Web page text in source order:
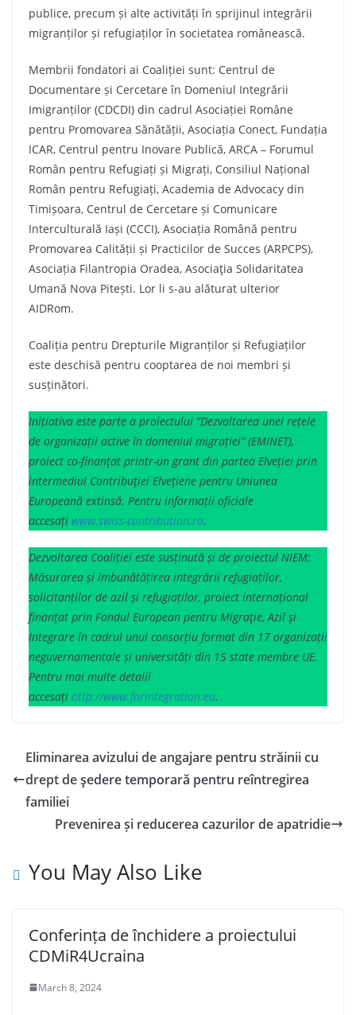
publice, precum și alte activități în sprijinul integrării
migranților și refugiaților în societatea românească.
Membrii fondatori ai Coaliției sunt: Centrul de
Documentare și Cercetare în Domeniul Integrării
Imigranților (CDCDI) din cadrul Asociației Române
pentru Promovarea Sănătății, Asociația Conect, Fundația
ICAR, Centrul pentru Inovare Publică, ARCA – Forumul
Român pentru Refugiați și Migrați, Consiliul Național
Român pentru Refugiați, Academia de Advocacy din
Timișoara, Centrul de Cercetare și Comunicare
Interculturală Iași (CCCI), Asociația Română pentru
Promovarea Calității și Practicilor de Succes (ARPCPS),
Asociația Filantropia Oradea, Asociaţia Solidaritatea
Umană Nova Pitești. Lor li s-au alăturat ulterior
AIDRom.
Coaliția pentru Drepturile Migranților și Refugiaților
este deschisă pentru cooptarea de noi membri și
susținători.
Inițiativa este parte a proiectului ”Dezvoltarea unei rețele
de organizații active în domeniul migrației” (EMINET),
proiect co-finanţat printr-un grant din partea Elveţiei prin
intermediul Contribuţiei Elveţiene pentru Uniunea
Europeană extinsă. Pentru informații oficiale
accesați www.swiss-contribution.ro.
Dezvoltarea Coaliției este susținută și de proiectul NIEM:
Măsurarea și îmbunătățirea integrării refugiaților,
solicitanților de azil și refugiaților, proiect internațional
finanţat prin Fondul European pentru Migraţie, Azil şi
Integrare în cadrul unui consorțiu format din 17 organizații
neguvernamentale și universități din 15 state membre UE.
Pentru mai multe detalii
accesați http://www.forintegration.eu.
Eliminarea avizului de angajare pentru străinii cu
drept de şedere temporară pentru reîntregirea
familiei
Prevenirea și reducerea cazurilor de apatridie
You May Also Like
Conferința de închidere a proiectului
CDMiR4Ucraina
March 8, 2024